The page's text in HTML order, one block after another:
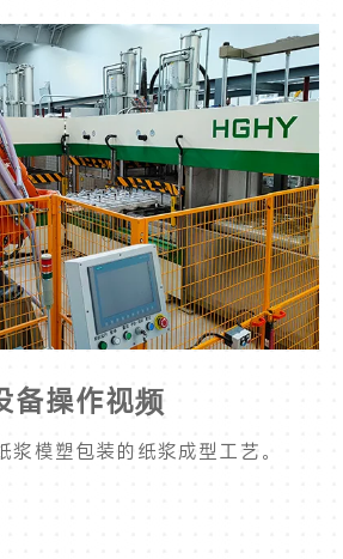
备操作视频
浆模塑包装的纸浆成型工艺。